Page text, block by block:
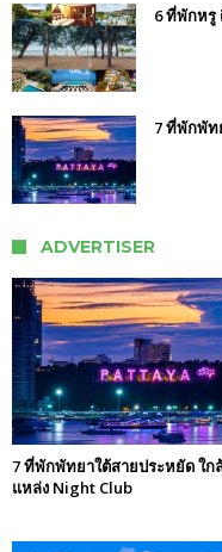
6 ที่พักหรู
7 ที่พักพัท
ADVERTISER
7 ที่พักพัทยาใต้สายประหยัด ใก
แหล่ง Night Club